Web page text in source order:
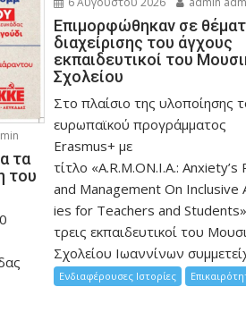
τα
του
Eπιμορφώθηκαν σε
διαχείρισης του άγχους
εκπαιδευτικοί του
Σχολείου
Στο πλαίσιο της υλοποίησης
ευρωπαϊκού προγράμματος
Erasmus+ με
τίτλο «A.R.M.ON.I.A.: Anxiety’s
and Management On Inclusive
ies for Teachers and
τρεις εκπαιδευτικοί του
Σχολείου Ιωαννίνων
Ενδιαφέρουσες Ιστορίες